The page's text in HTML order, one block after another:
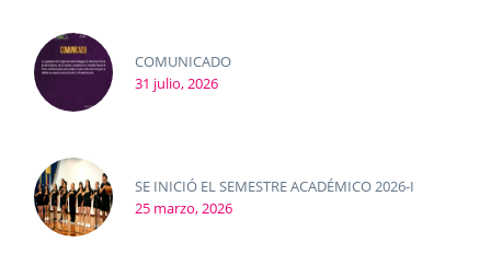
COMUNICADO
31 julio, 2026
SE INICIÓ EL SEMESTRE ACADÉMICO 2026-I
25 marzo, 2026